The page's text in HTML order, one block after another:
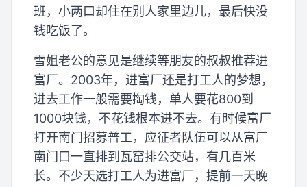
班，小两口却住在别人家里边儿，最后快没
钱吃饭了。
雪姐老公的意见是继续等朋友的叔叔推荐进
富厂。2003年，进富厂还是打工人的梦想，
进去工作一般需要掏钱，单人要花800到
1000块钱，不花钱根本进不去。有时候富厂
打开南门招募普工，应征者队伍可以从富厂
南门口一直排到瓦窑排公交站，有几百米
长。不少天选打工人为进富厂，提前一天晚